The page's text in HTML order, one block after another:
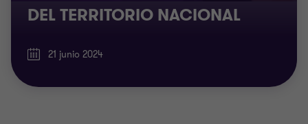
DEL TERRITORIO NACIONAL
21 junio 2024